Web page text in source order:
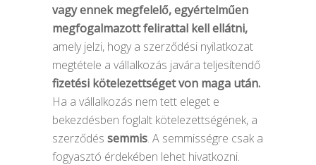
vagy ennek megfelelő, egyértelműen
megfogalmazott felirattal kell ellátni,
amely jelzi, hogy a szerződési nyilatkozat
megtétele a vállalkozás javára teljesítendő
fizetési kötelezettséget von maga után.
Ha a vállalkozás nem tett eleget e
bekezdésben foglalt kötelezettségének, a
szerződés semmis. A semmisségre csak a
fogyasztó érdekében lehet hivatkozni.